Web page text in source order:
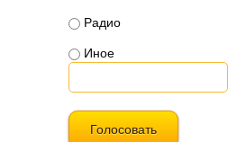
Радио
Иное
Голосовать